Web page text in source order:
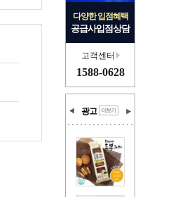
다양한 입점혜택
공급사입점상담
고객센터
1588-0628
광고